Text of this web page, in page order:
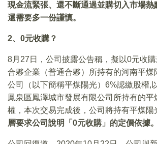
現金流緊張、還不斷通過並購切入市場熱
還需要多一份謹慎。
2、0元收購？
8月27日，公司披露公告稱，擬以0元收
合夥企業（普通合夥）所持有的河南平煤
公司（以下簡稱平煤陽光）6%認繳股權,
鳳泉區鳳澤城市發展有限公司所持有的平
權，本次交易完成後，公司將持有平煤陽
層要求公司說明「0元收購」的定價依據。